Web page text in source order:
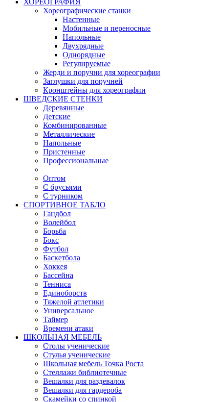
ХОРЕОГРАФИЯ
Хореографические станки
Настенные
Мобильные и переносные
Напольные
Двухрядные
Однорядные
Регулируемые
Жерди и поручни для хореографии
Заглушки для поручней
Кронштейны для хореографии
ШВЕДСКИЕ СТЕНКИ
Деревянные
Детские
Комбинированные
Металлические
Напольные
Пристенные
Профессиональные
Оптом
С брусьями
С турником
СПОРТИВНОЕ ТАБЛО
Гандбол
Волейбол
Борьба
Бокс
Футбол
Баскетбола
Хоккея
Бассейна
Тенниса
Единоборств
Тяжелой атлетики
Универсальное
Таймер
Времени атаки
ШКОЛЬНАЯ МЕБЕЛЬ
Столы ученические
Стулья ученические
Школьная мебель Точка Роста
Стеллажи библиотечные
Вешалки для раздевалок
Вешалки для гардероба
Скамейки со спинкой